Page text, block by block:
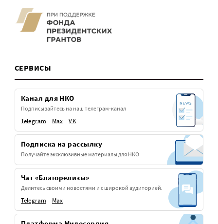
СЕРВИСЫ
Канал для НКО
Подписывайтесь на наш телеграм-канал
Telegram Max VK
Подписка на рассылку
Получайте эксклюзивные материалы для НКО
Чат «Благорелизы»
Делитесь своими новостями и с широкой аудиторией.
Telegram Max